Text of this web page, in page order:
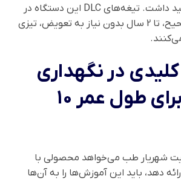
تمدید اصلاح خواهید داشت. تیغه‌های DLC این دستگاه در
صورت استفاده صحیح، تا 2 سال بدون نیاز به تعویض، تیزی
کلیدی در نگهداری
محصول برای طول عمر ۱۰
شهریار طب می‌خواهد محصولی با
دهد، باید این آموزش‌ها را به آن‌ها